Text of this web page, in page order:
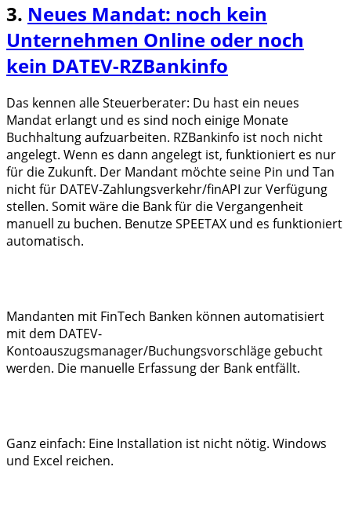
3. Neues Mandat: noch kein
Unternehmen Online oder noch
kein DATEV-RZBankinfo
Das kennen alle Steuerberater: Du hast ein neues
Mandat erlangt und es sind noch einige Monate
Buchhaltung aufzuarbeiten. RZBankinfo ist noch nicht
angelegt. Wenn es dann angelegt ist, funktioniert es nur
für die Zukunft. Der Mandant möchte seine Pin und Tan
nicht für DATEV-Zahlungsverkehr/finAPI zur Verfügung
stellen. Somit wäre die Bank für die Vergangenheit
manuell zu buchen. Benutze SPEETAX und es funktioniert
automatisch.
Mandanten mit FinTech Banken können automatisiert
mit dem DATEV-
Kontoauszugsmanager/Buchungsvorschläge gebucht
werden. Die manuelle Erfassung der Bank entfällt.
Ganz einfach: Eine Installation ist nicht nötig. Windows
und Excel reichen.